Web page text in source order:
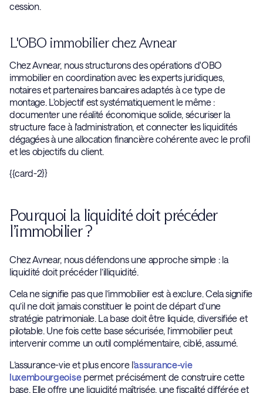
cession.
L'OBO immobilier chez Avnear
Chez Avnear, nous structurons des opérations d'OBO
immobilier en coordination avec les experts juridiques,
notaires et partenaires bancaires adaptés à ce type de
montage. L'objectif est systématiquement le même :
documenter une réalité économique solide, sécuriser la
structure face à l'administration, et connecter les liquidités
dégagées à une allocation financière cohérente avec le profil
et les objectifs du client.
{{card-2}}
Pourquoi la liquidité doit précéder
l’immobilier ?
Chez Avnear, nous défendons une approche simple : la
liquidité doit précéder l’illiquidité.
Cela ne signifie pas que l’immobilier est à exclure. Cela signifie
qu’il ne doit jamais constituer le point de départ d’une
stratégie patrimoniale. La base doit être liquide, diversifiée et
pilotable. Une fois cette base sécurisée, l’immobilier peut
intervenir comme un outil complémentaire, ciblé, assumé.
L’assurance-vie et plus encore l’assurance-vie
luxembourgeoisepermet précisément de construire cette
base. Elle offre une liquidité maîtrisée, une fiscalité différée et